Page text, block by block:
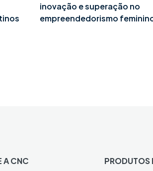
inovação e superação no
empreendedorismo
A CNC PRODUTOS